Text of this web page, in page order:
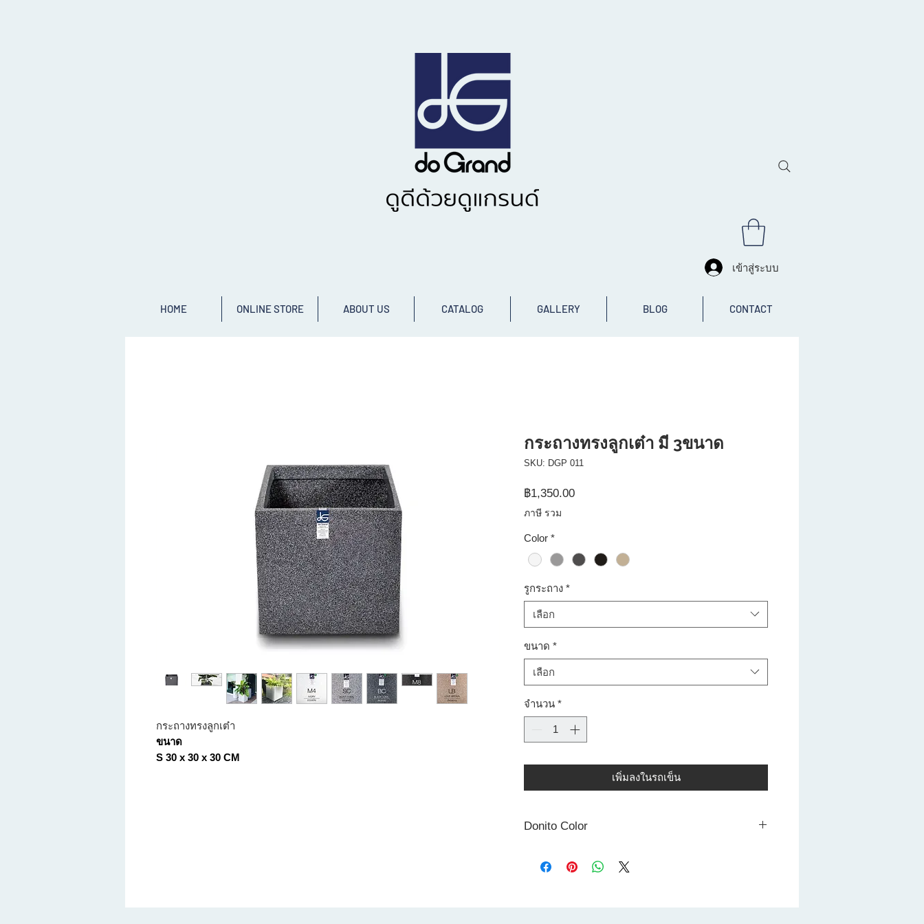
เข้าสู่ระบบ
HOME ONLINE STORE ABOUT US CATALOG GALLERY BLOG CONTACT
กระถางทรงลูกเต๋า
ขนาด
S 30 x 30 x 30 CM
กระถางทรงลูกเต๋า มี 3ขนาด
SKU: DGP 011
฿1,350.00ราคา
ภาษี รวม
Color *
รูกระถาง *
เลือก
ขนาด *
เลือก
จำนวน *
เพิ่มลงในรถเข็น
Donito Color
กระถางดูแกรนด์ กระถางโพลิเมอร์ลายหินแกรนิต